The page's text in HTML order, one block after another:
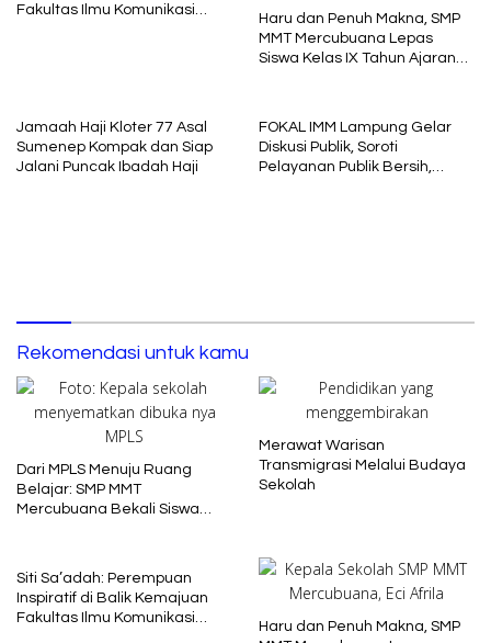
Fakultas Ilmu Komunikasi
Haru dan Penuh Makna, SMP
MMT Mercubuana Lepas
Siswa Kelas IX Tahun Ajaran
Jamaah Haji Kloter 77 Asal
Sumenep Kompak dan Siap
Jalani Puncak Ibadah Haji
FOKAL IMM Lampung Gelar
Diskusi Publik, Soroti
Pelayanan Publik Bersih,
Rekomendasi untuk kamu
Dari MPLS Menuju Ruang
Belajar: SMP MMT
Mercubuana Bekali Siswa
Merawat Warisan
Transmigrasi Melalui Budaya
Sekolah
Siti Sa’adah: Perempuan
Inspiratif di Balik Kemajuan
Fakultas Ilmu Komunikasi
Haru dan Penuh Makna, SMP